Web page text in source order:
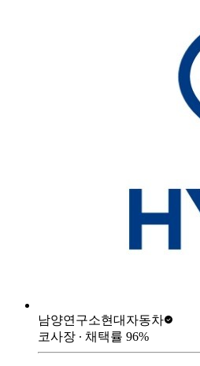
남양연구소현대자동차
코사장 ∙ 채택률 96%